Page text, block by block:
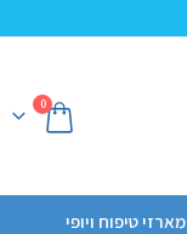
0
מארזי טיפוח ויופי